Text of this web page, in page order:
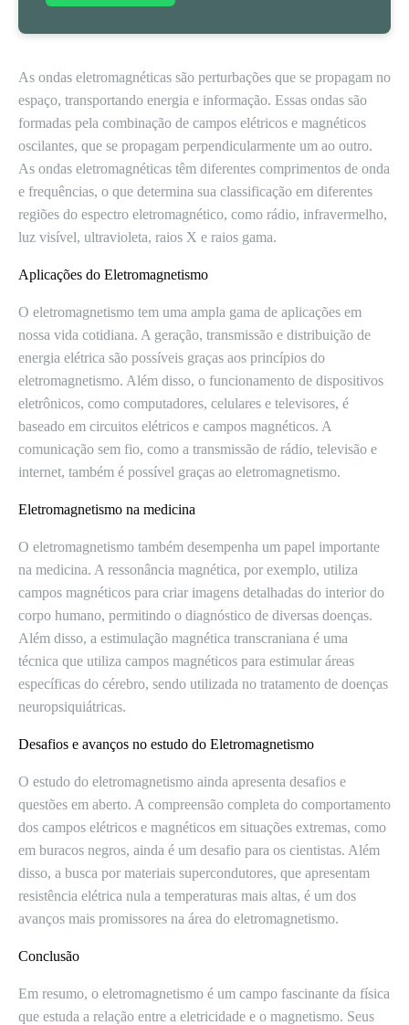
As ondas eletromagnéticas são perturbações que se propagam no
espaço, transportando energia e informação. Essas ondas são
formadas pela combinação de campos elétricos e magnéticos
oscilantes, que se propagam perpendicularmente um ao outro.
As ondas eletromagnéticas têm diferentes comprimentos de onda
e frequências, o que determina sua classificação em diferentes
regiões do espectro eletromagnético, como rádio, infravermelho,
luz visível, ultravioleta, raios X e raios gama.
Aplicações do Eletromagnetismo
O eletromagnetismo tem uma ampla gama de aplicações em
nossa vida cotidiana. A geração, transmissão e distribuição de
energia elétrica são possíveis graças aos princípios do
eletromagnetismo. Além disso, o funcionamento de dispositivos
eletrônicos, como computadores, celulares e televisores, é
baseado em circuitos elétricos e campos magnéticos. A
comunicação sem fio, como a transmissão de rádio, televisão e
internet, também é possível graças ao eletromagnetismo.
Eletromagnetismo na medicina
O eletromagnetismo também desempenha um papel importante
na medicina. A ressonância magnética, por exemplo, utiliza
campos magnéticos para criar imagens detalhadas do interior do
corpo humano, permitindo o diagnóstico de diversas doenças.
Além disso, a estimulação magnética transcraniana é uma
técnica que utiliza campos magnéticos para estimular áreas
específicas do cérebro, sendo utilizada no tratamento de doenças
neuropsiquiátricas.
Desafios e avanços no estudo do Eletromagnetismo
O estudo do eletromagnetismo ainda apresenta desafios e
questões em aberto. A compreensão completa do comportamento
dos campos elétricos e magnéticos em situações extremas, como
em buracos negros, ainda é um desafio para os cientistas. Além
disso, a busca por materiais supercondutores, que apresentam
resistência elétrica nula a temperaturas mais altas, é um dos
avanços mais promissores na área do eletromagnetismo.
Conclusão
Em resumo, o eletromagnetismo é um campo fascinante da física
que estuda a relação entre a eletricidade e o magnetismo. Seus